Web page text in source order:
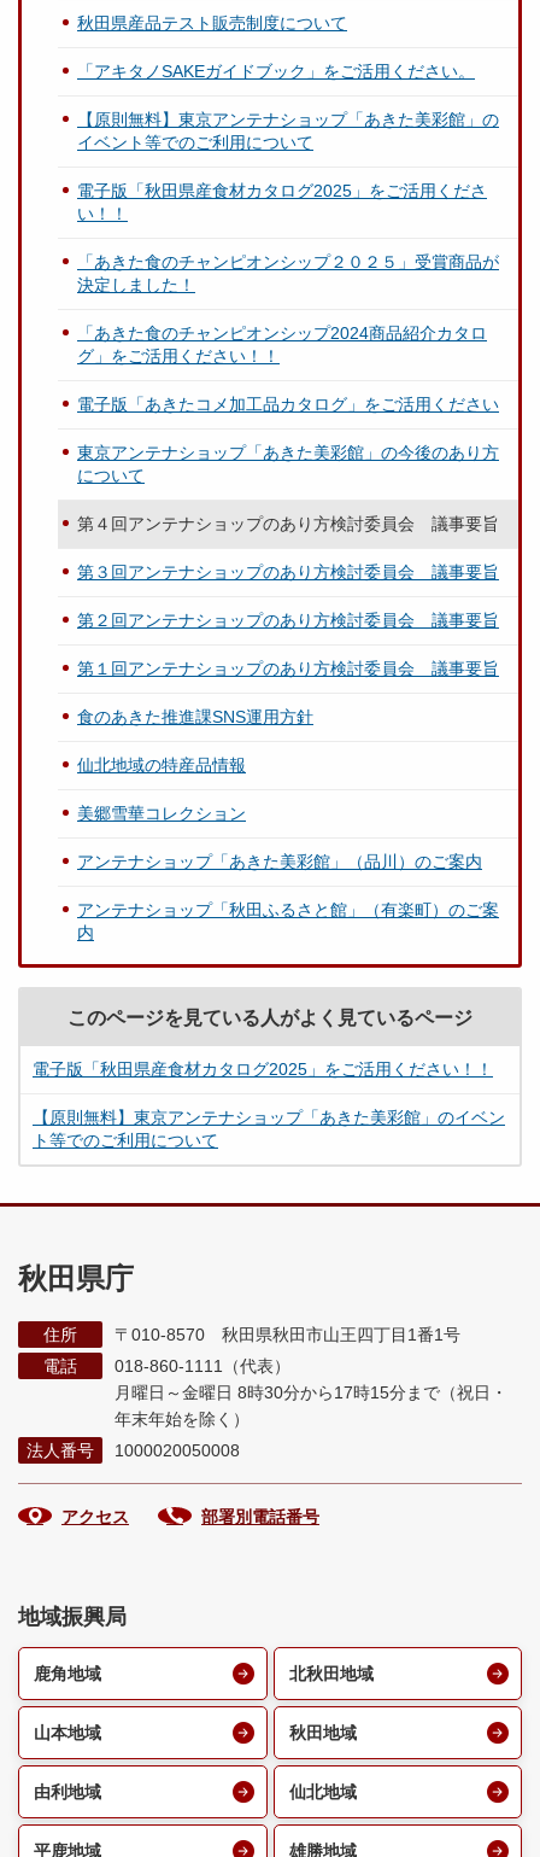
秋田県産品テスト販売制度について
「アキタノSAKEガイドブック」をご活用ください。
【原則無料】東京アンテナショップ「あきた美彩館」の
イベント等でのご利用について
電子版「秋田県産食材カタログ2025」をご活用くださ
い！！
「あきた食のチャンピオンシップ２０２５」受賞商品が
決定しました！
「あきた食のチャンピオンシップ2024商品紹介カタロ
グ」をご活用ください！！
電子版「あきたコメ加工品カタログ」をご活用ください
東京アンテナショップ「あきた美彩館」の今後のあり方
について
第４回アンテナショップのあり方検討委員会 議事要旨
第３回アンテナショップのあり方検討委員会 議事要旨
第２回アンテナショップのあり方検討委員会 議事要旨
第１回アンテナショップのあり方検討委員会 議事要旨
食のあきた推進課SNS運用方針
仙北地域の特産品情報
美郷雪華コレクション
アンテナショップ「あきた美彩館」（品川）のご案内
アンテナショップ「秋田ふるさと館」（有楽町）のご案
内
このページを見ている人がよく見ているページ
電子版「秋田県産食材カタログ2025」をご活用ください！！
【原則無料】東京アンテナショップ「あきた美彩館」のイベン
ト等でのご利用について
秋田県庁
住所
〒010-8570 秋田県秋田市山王四丁目1番1号
電話
018-860-1111（代表）
月曜日～金曜日 8時30分から17時15分まで （祝日・
年末年始を除く）
法人番号
1000020050008
アクセス 部署別電話番号
地域振興局
鹿角地域 北秋田地域
山本地域 秋田地域
由利地域 仙北地域
平鹿地域 雄勝地域